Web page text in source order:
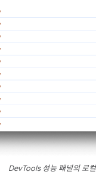
DevTools 성능 패널의 로